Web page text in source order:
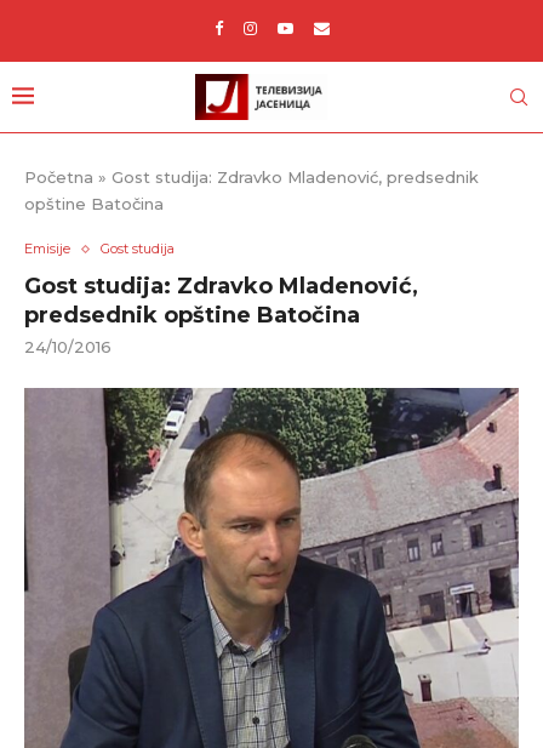
Početna » Gost studija: Zdravko Mladenović, predsednik
opštine Batočina
Emisije Gost studija
Gost studija: Zdravko Mladenović,
predsednik opštine Batočina
24/10/2016